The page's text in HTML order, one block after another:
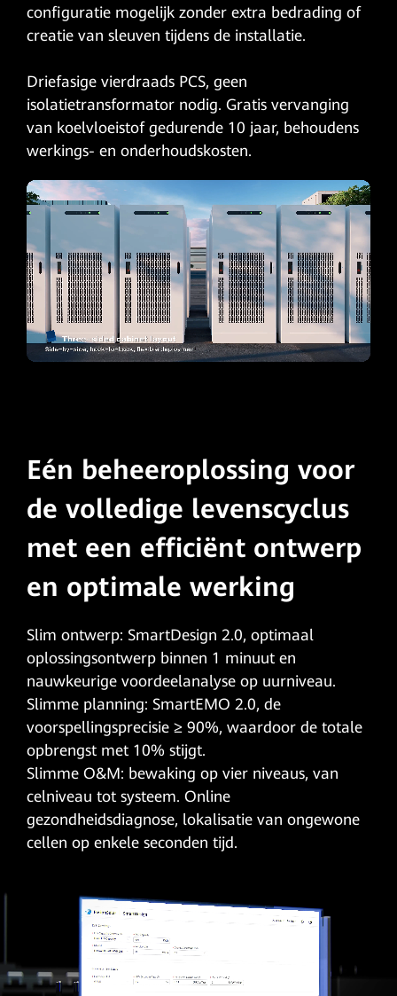
configuratie mogelijk zonder extra bedrading of
creatie van sleuven tijdens de installatie.
Driefasige vierdraads PCS, geen
isolatietransformator nodig. Gratis vervanging
van koelvloeistof gedurende 10 jaar, behoudens
werkings- en onderhoudskosten.
Eén beheeroplossing voor
de volledige levenscyclus
met een efficiënt ontwerp
en optimale werking
Slim ontwerp: SmartDesign 2.0, optimaal
oplossingsontwerp binnen 1 minuut en
nauwkeurige voordeelanalyse op uurniveau.
Slimme planning: SmartEMO 2.0, de
voorspellingsprecisie ≥ 90%, waardoor de totale
opbrengst met 10% stijgt.
Slimme O&M: bewaking op vier niveaus, van
celniveau tot systeem. Online
gezondheidsdiagnose, lokalisatie van ongewone
cellen op enkele seconden tijd.